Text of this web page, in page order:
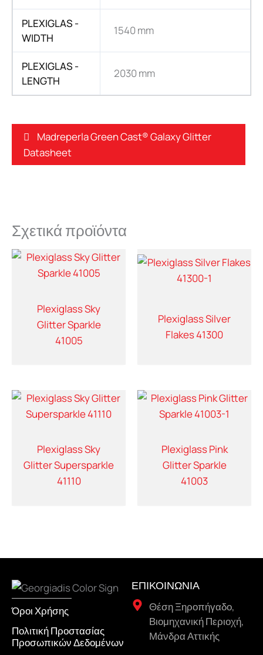
PLEXIGLAS -
WIDTH
1540 mm
PLEXIGLAS -
LENGTH
2030 mm
Madreperla Green Cast® Galaxy Glitter
Datasheet
Σχετικά προϊόντα
Plexiglass Sky
Glitter Sparkle
41005
Plexiglass Silver
Flakes 41300
Plexiglass Sky
Glitter Supersparkle
41110
Plexiglass Pink
Glitter Sparkle
41003
Όροι Χρήσης
Πολιτική Προστασίας
Προσωπικών Δεδομένων
ΕΠΙΚΟΙΝΩΝΙΑ
Θέση Ξηροπήγαδο,
Βιομηχανική Περιοχή,
Μάνδρα Αττικής